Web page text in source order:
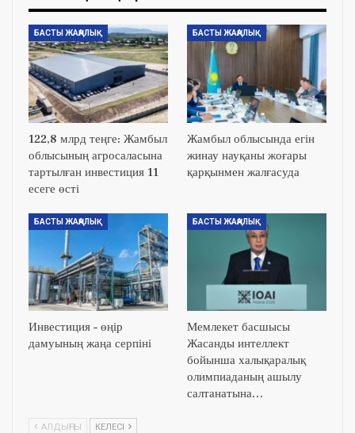
БАСТЫ ЖАҢАЛЫҚ
122,8 млрд теңге: Жамбыл
облысының агросаласына
тартылған инвестиция 11
есеге өсті
БАСТЫ ЖАҢАЛЫҚ
Жамбыл облысында егін
жинау науқаны жоғары
қарқынмен жалғасуда
БАСТЫ ЖАҢАЛЫҚ
Инвестиция – өңір
дамуының жаңа серпіні
БАСТЫ ЖАҢАЛЫҚ
Мемлекет басшысы
Жасанды интеллект
бойынша халықаралық
олимпиаданың ашылу
салтанатына…
АЛДЫҢҒЫ КЕЛЕСІ